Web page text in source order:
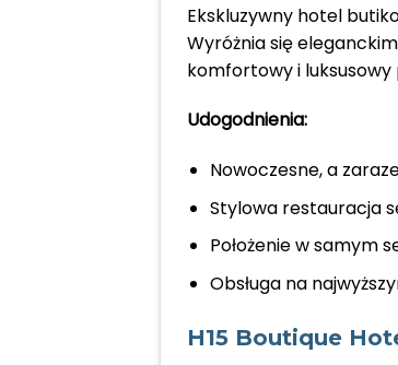
Ekskluzywny hotel
Wyróżnia się
komfortowy i luksusowy
Udogodnienia:
Nowoczesne, a
Stylowa restauracja
Położenie w samym
Obsługa na
H15 Boutique